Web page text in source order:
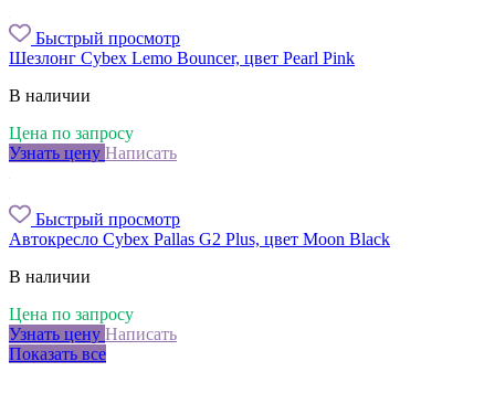
Быстрый просмотр
Шезлонг Cybex Lemo Bouncer, цвет Pearl Pink
В наличии
Цена по запросу
Узнать цену Написать
Быстрый просмотр
Автокресло Cybex Pallas G2 Plus, цвет Moon Black
В наличии
Цена по запросу
Узнать цену Написать
Показать все